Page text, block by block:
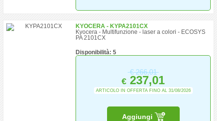
KYOCERA - KYPA2101CX
Kyocera - Multifunzione - laser a colori - ECOSYS
PA 2101CX
Disponibilità: 5
€266,01
€ 237,01
ARTICOLO IN OFFERTA FINO AL 31/08/2026
Aggiungi